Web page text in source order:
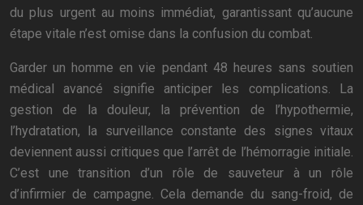
du plus urgent au moins immédiat, garantissant qu’aucune
étape vitale n’est omise dans la confusion du combat.
Garder un homme en vie pendant 48 heures sans soutien
médical avancé signifie anticiper les complications. La
gestion de la douleur, la prévention de l’hypothermie,
l’hydratation, la surveillance constante des signes vitaux
deviennent aussi critiques que l’arrêt de l’hémorragie initiale.
C’est une transition d’un rôle de sauveteur à un rôle
d’infirmier de campagne. Cela demande du sang-froid, de